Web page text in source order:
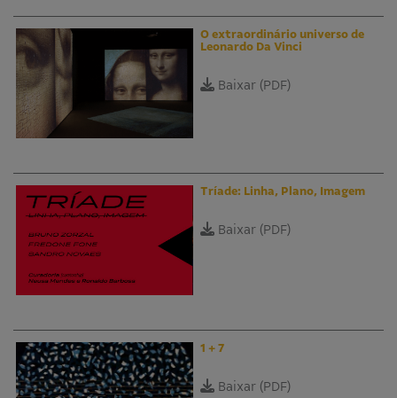
O extraordinário universo de
Leonardo Da Vinci
Baixar (PDF)
Tríade: Linha, Plano, Imagem
Baixar (PDF)
1 + 7
Baixar (PDF)